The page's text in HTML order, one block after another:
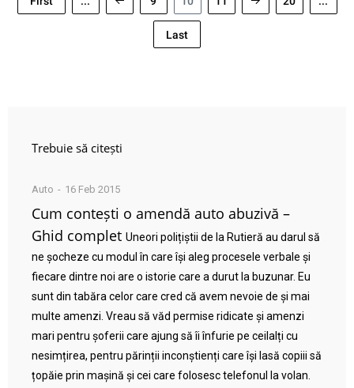
Last
Trebuie să citești
Auto 16 Feb 2015
Cum contești o amendă auto abuzivă –
Ghid complet Uneori polițiștii de la Rutieră au darul să
ne șocheze cu modul în care își aleg procesele verbale și
fiecare dintre noi are o istorie care a durut la buzunar. Eu
sunt din tabăra celor care cred că avem nevoie de și mai
multe amenzi. Vreau să văd permise ridicate și amenzi
mari pentru șoferii care ajung să îi înfurie pe ceilalți cu
nesimțirea, pentru părinții inconștienți care își lasă copiii să
țopăie prin mașină și cei care folosesc telefonul la volan.